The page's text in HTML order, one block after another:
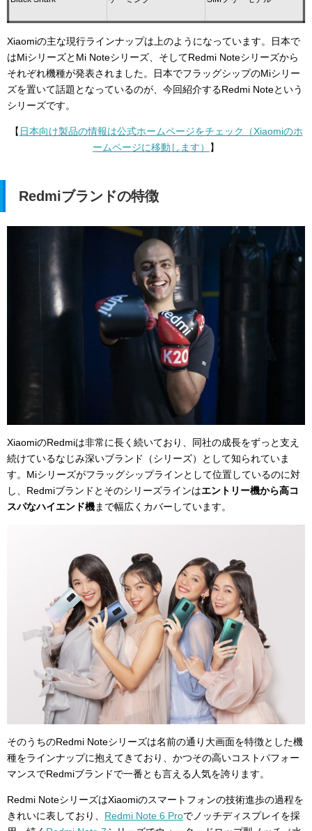
Xiaomiの主な現行ラインナップは上のようになっています。日本で
はMiシリーズとMi Noteシリーズ、そしてRedmi Noteシリーズから
それぞれ機種が発表されました。日本でフラッグシップのMiシリー
ズを置いて話題となっているのが、今回紹介するRedmi Noteという
シリーズです。
【 日本向け製品の情報は公式ホームページをチェック（Xiaomiのホ
ームページに移動します）
】
Redmiブランドの特徴
XiaomiのRedmiは非常に長く続いており、同社の成長をずっと支え
続けているなじみ深いブランド（シリーズ）として知られていま
す。Miシリーズがフラッグシップラインとして位置しているのに対
し、Redmiブランドとそのシリーズラインはエントリー機から高コ
スパなハイエンド機まで幅広くカバーしています。
そのうちのRedmi Noteシリーズは名前の通り大画面を特徴とした機
種をラインナップに抱えてきており、かつその高いコストパフォー
マンスでRedmiブランドで一番とも言える人気を誇ります。
Redmi NoteシリーズはXiaomiのスマートフォンの技術進歩の過程を
きれいに表しており、 Redmi Note 6 Proでノッチディスプレイを採